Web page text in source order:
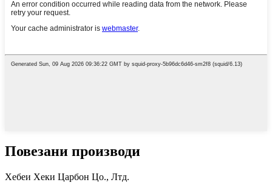
Повезани производи
Хебеи Хеки Царбон Цо., Лтд.